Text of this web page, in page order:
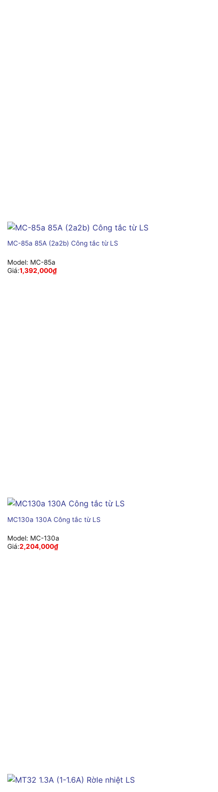
MC-85a 85A (2a2b) Công tắc từ LS
Model: MC-85a
Giá:1,392,000₫
MC130a 130A Công tắc từ LS
Model: MC-130a
Giá:2,204,000₫